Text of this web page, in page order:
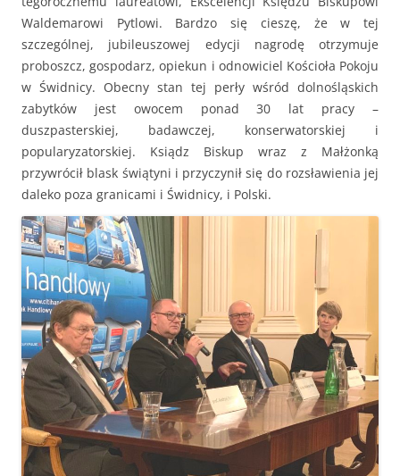
Waldemarowi Pytlowi. Bardzo się cieszę, że w tej
szczególnej, jubileuszowej edycji nagrodę otrzymuje
proboszcz, gospodarz, opiekun i odnowiciel Kościoła Pokoju
w Świdnicy. Obecny stan tej perły wśród dolnośląskich
zabytków jest owocem ponad 30 lat pracy –
duszpasterskiej, badawczej, konserwatorskiej i
popularyzatorskiej. Ksiądz Biskup wraz z Małżonką
przywrócił blask świątyni i przyczynił się do rozsławienia jej
daleko poza granicami i Świdnicy, i Polski.